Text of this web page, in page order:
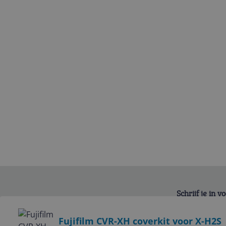
Fujifilm CVR-XH coverkit voor X-H2S
Schrijf je in